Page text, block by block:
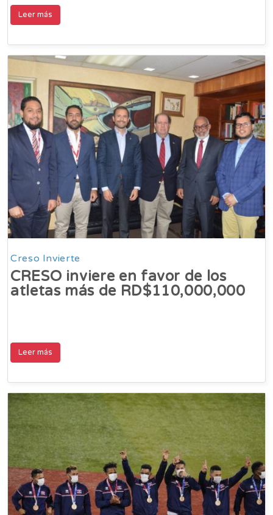
Leer más
Creso Invierte
CRESO inviere en favor de los
atletas más de RD$110,000,000
Leer más